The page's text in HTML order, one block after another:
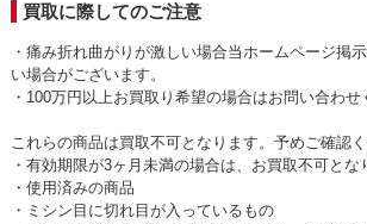
買取に際してのご注意
・痛み折れ曲がりが激しい場合当ホームページ掲
い場合がございます。
・100万円以上お買取り希望の場合はお問い合わせ
これらの商品は買取不可となります。予めご確認く
・有効期限が3ヶ月未満の場合は、お買取不可とな
・使用済みの商品
・ミシン目に切れ目が入っているもの